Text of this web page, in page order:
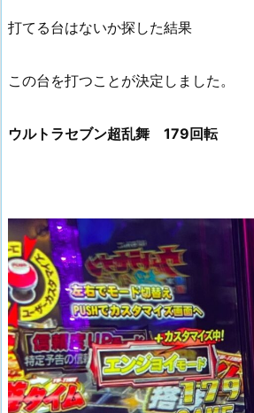
打てる台はないか探した結果
この台を打つことが決定しました。
ウルトラセブン超乱舞 179回転